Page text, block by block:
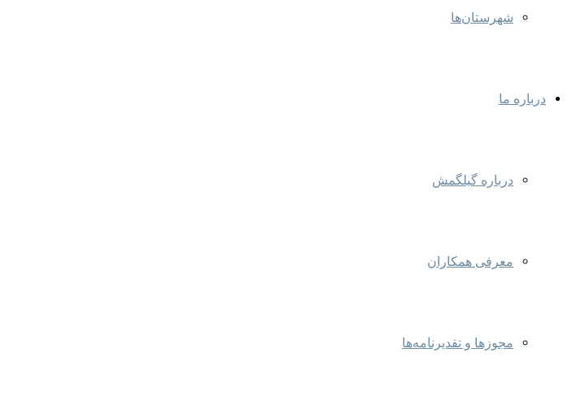
شهرستان‌ها
درباره ما
درباره گیلگمش
معرفی همکاران
مجوزها و تقدیرنامه‌ها